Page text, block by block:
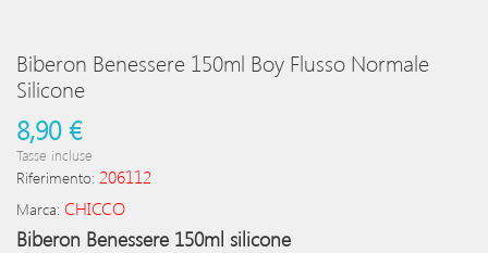
Biberon Benessere 150ml Boy Flusso Normale
Silicone
8,90 €
Tasse incluse
Riferimento: 206112
Marca: CHICCO
Biberon Benessere 150ml silicone